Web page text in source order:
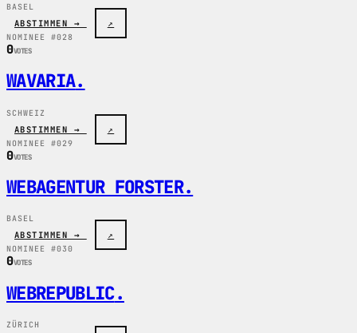
BASEL
ABSTIMMEN → ↗
NOMINEE #028
0VOTES
WAVARIA.
SCHWEIZ
ABSTIMMEN → ↗
NOMINEE #029
0VOTES
WEBAGENTUR FORSTER.
BASEL
ABSTIMMEN → ↗
NOMINEE #030
0VOTES
WEBREPUBLIC.
ZÜRICH